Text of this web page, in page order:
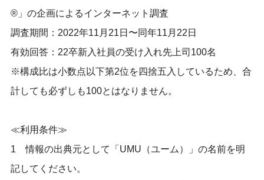
®︎」の企画によるインターネット調査
調査期間：2022年11月21日〜同年11月22日
有効回答：22卒新入社員の受け入れ先上司100名
※構成比は小数点以下第2位を四捨五入しているため、合
計しても必ずしも100とはなりません。
≪利用条件≫
1 情報の出典元として「UMU（ユーム）」の名前を明
記してください。